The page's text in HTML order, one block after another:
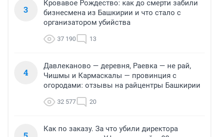
3
Кровавое Рождество: как до смерти забили
бизнесмена из Башкирии и что стало с
организатором убийства
37 190 13
4
Давлеканово — деревня, Раевка — не рай,
Чишмы и Кармаскалы — провинция с
огородами: отзывы на райцентры Башкирии
32 577 20
Как по заказу. За что убили директора